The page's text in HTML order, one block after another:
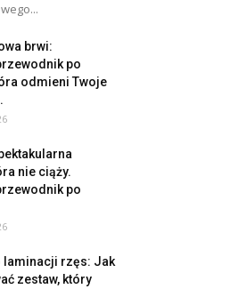
brwi:
po
odmieni Twoje
nie ciąży.
po
laminacji rzęs: Jak
zestaw, który